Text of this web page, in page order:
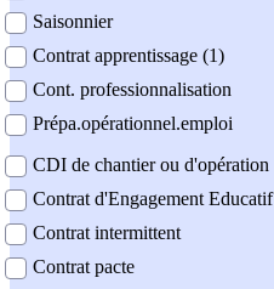
Saisonnier
Contrat apprentissage (1)
Cont. professionnalisation
Prépa.opérationnel.emploi
CDI de chantier ou d'opération
Contrat d'Engagement Educatif
Contrat intermittent
Contrat pacte